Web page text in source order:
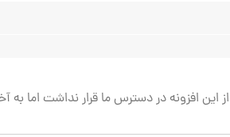
این افزونه در دسترس ما قرار نداشت اما